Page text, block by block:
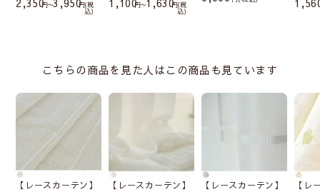
2,350 〜3,950 税
込
1,100 〜1,630 税
込
こちらの商品を見た人はこの商品も見ています
【レースカーテン】
【レースカーテン】
【レースカーテン】
【レ